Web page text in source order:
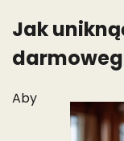
Jak
Aby